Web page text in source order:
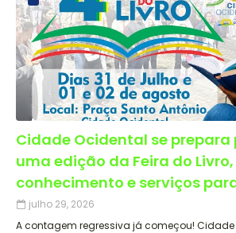
Cidade Ocidental se
uma edição da Feira do
conhecimento e serviços
julho 29, 2026
A contagem regressiva já começou!